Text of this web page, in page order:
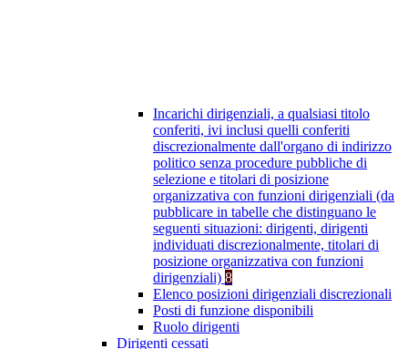
Incarichi dirigenziali, a qualsiasi titolo
conferiti, ivi inclusi quelli conferiti
discrezionalmente dall'organo di indirizzo
politico senza procedure pubbliche di
selezione e titolari di posizione
organizzativa con funzioni dirigenziali (da
pubblicare in tabelle che distinguano le
seguenti situazioni: dirigenti, dirigenti
individuati discrezionalmente, titolari di
posizione organizzativa con funzioni
dirigenziali) 8
Elenco posizioni dirigenziali discrezionali
Posti di funzione disponibili
Ruolo dirigenti
Dirigenti cessati